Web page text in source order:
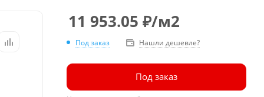
11 953.05 ₽/м2
Под заказ Нашли дешевле?
Под заказ